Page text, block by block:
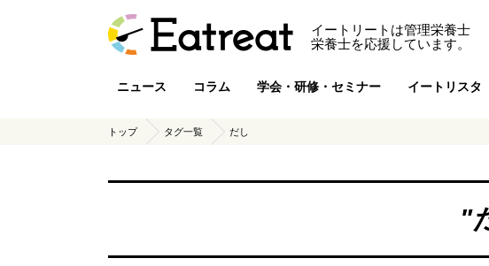
イートリートは管理栄養士
栄養士を応援しています。
ニュース コラム 学会・研修・セミナー イートリスタ
トップ タグ一覧 だし
"